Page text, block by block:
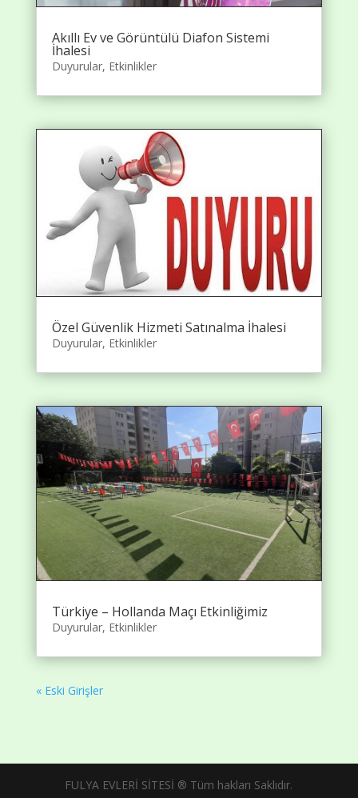
Akıllı Ev ve Görüntülü Diafon Sistemi
İhalesi
Duyurular, Etkinlikler
Özel Güvenlik Hizmeti Satınalma İhalesi
Duyurular, Etkinlikler
Türkiye – Hollanda Maçı Etkinliğimiz
Duyurular, Etkinlikler
« Eski Girişler
FULYA EVLERİ SİTESİ ® Tüm hakları Saklıdır.